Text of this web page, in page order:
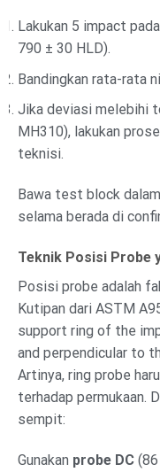
Lakukan 5 impact
790 ± 30 HLD).
Bandingkan rata-rata
Jika deviasi melebihi
MH310), lakukan
teknisi.
Bawa test block
selama berada di
Teknik Posisi Probe
Posisi probe adalah
Kutipan dari ASTM
support ring of the
and perpendicular to
Artinya, ring probe
terhadap permukaan.
sempit:
Gunakan probe DC